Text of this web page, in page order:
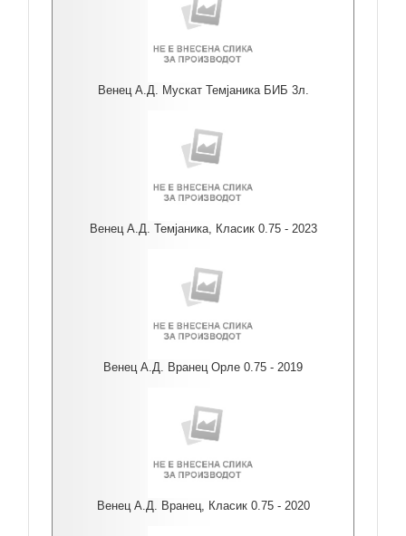
Венец А.Д. Мускат Темјаника БИБ 3л.
Венец А.Д. Темјаника, Класик 0.75 - 2023
Венец А.Д. Вранец Орле 0.75 - 2019
Венец А.Д. Вранец, Класик 0.75 - 2020